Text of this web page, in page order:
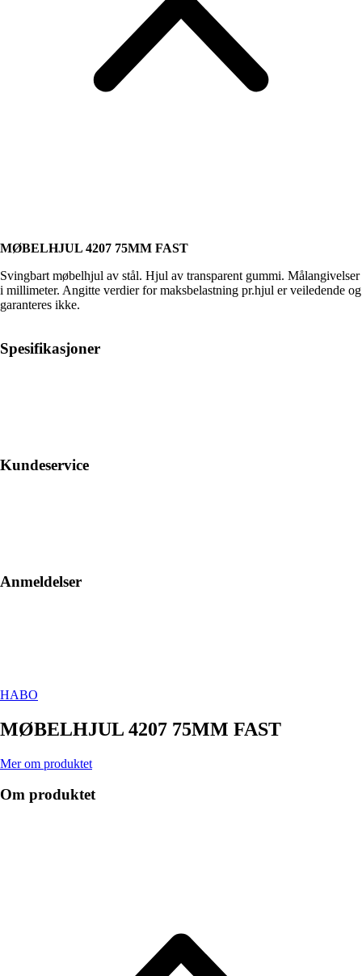
MØBELHJUL 4207 75MM FAST
Svingbart møbelhjul av stål. Hjul av transparent gummi. Målangivelser
i millimeter. Angitte verdier for maksbelastning pr.hjul er veiledende og
garanteres ikke.
Spesifikasjoner
Kundeservice
Anmeldelser
HABO
MØBELHJUL 4207 75MM FAST
Mer om produktet
Om produktet